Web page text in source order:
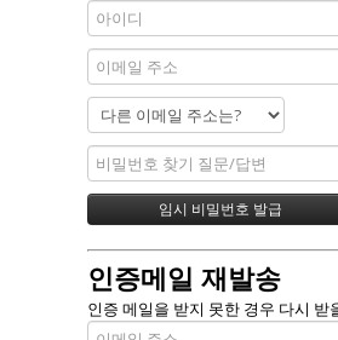
인증메일 재발송
인증 메일을 받지 못한 경우 다시 받